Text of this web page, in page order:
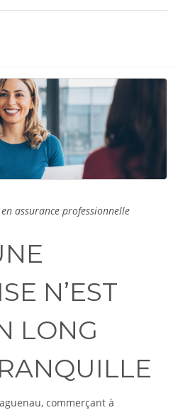
assurance professionnelle
N’EST
LONG
commerçant à